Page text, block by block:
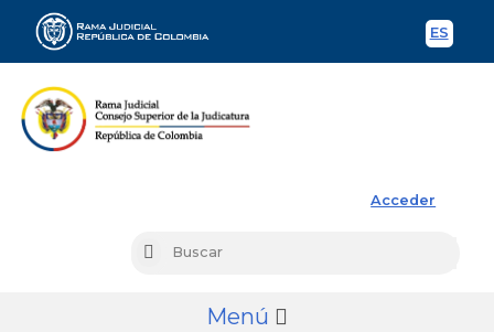
ES
Acceder
Buscar
Menú